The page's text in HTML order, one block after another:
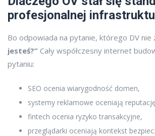
profesjonalnej
Bo odpowiada na pytanie, którego DV nie
jesteś?” Cały współczesny internet
pytaniu:
SEO ocenia wiarygodność domen,
systemy reklamowe oceniają
fintech ocenia ryzyko transakcyjne,
przeglądarki oceniają kontekst